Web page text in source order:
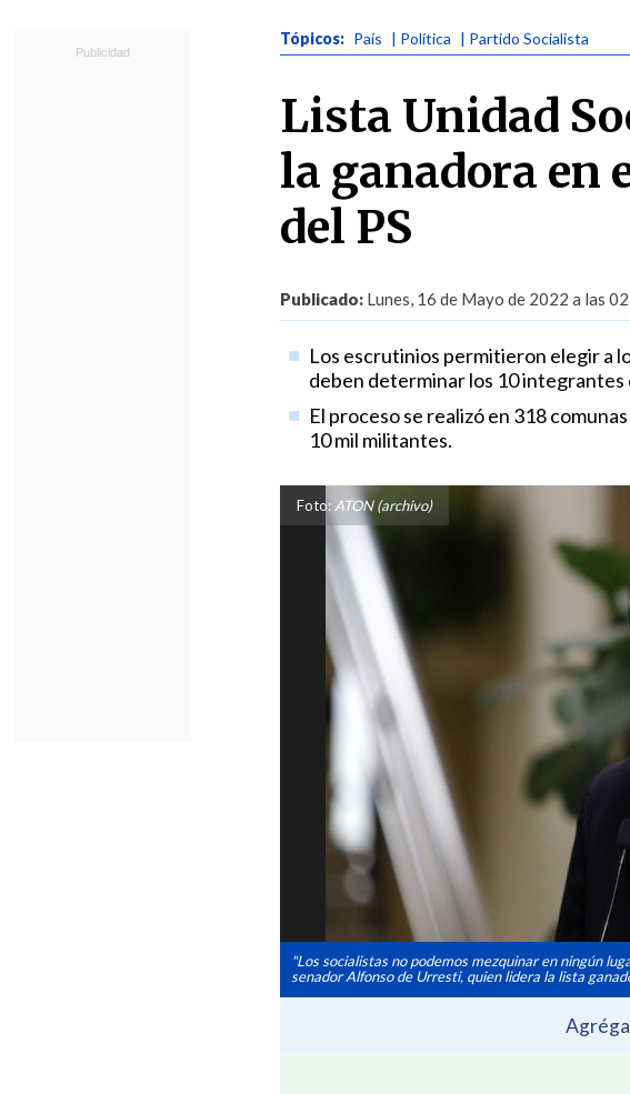
Tópicos: País | Política | Partido Socialista
Lista Unidad
la ganadora en
del PS
Publicado: Lunes, 16 de Mayo de 2022 a las
Los escrutinios permitieron elegir a
deben determinar los 10 integrantes
El proceso se realizó en 318
10 mil militantes.
Foto: ATON (archivo)
"Los socialistas no podemos mezquinar en ningún
senador Alfonso de Urresti, quien lidera la lista